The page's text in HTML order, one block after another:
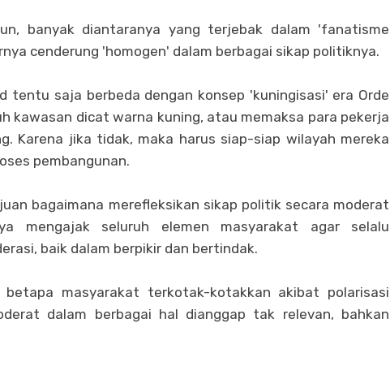
banyak diantaranya yang terjebak dalam 'fanatisme
cenderung 'homogen' dalam berbagai sikap politiknya.
tentu saja berbeda dengan konsep 'kuningisasi' era Orde
kawasan dicat warna kuning, atau memaksa para pekerja
Karena jika tidak, maka harus siap-siap wilayah mereka
pembangunan.
bagaimana merefleksikan sikap politik secara moderat
mengajak seluruh elemen masyarakat agar selalu
baik dalam berpikir dan bertindak.
masyarakat terkotak-kotakkan akibat polarisasi
dalam berbagai hal dianggap tak relevan, bahkan